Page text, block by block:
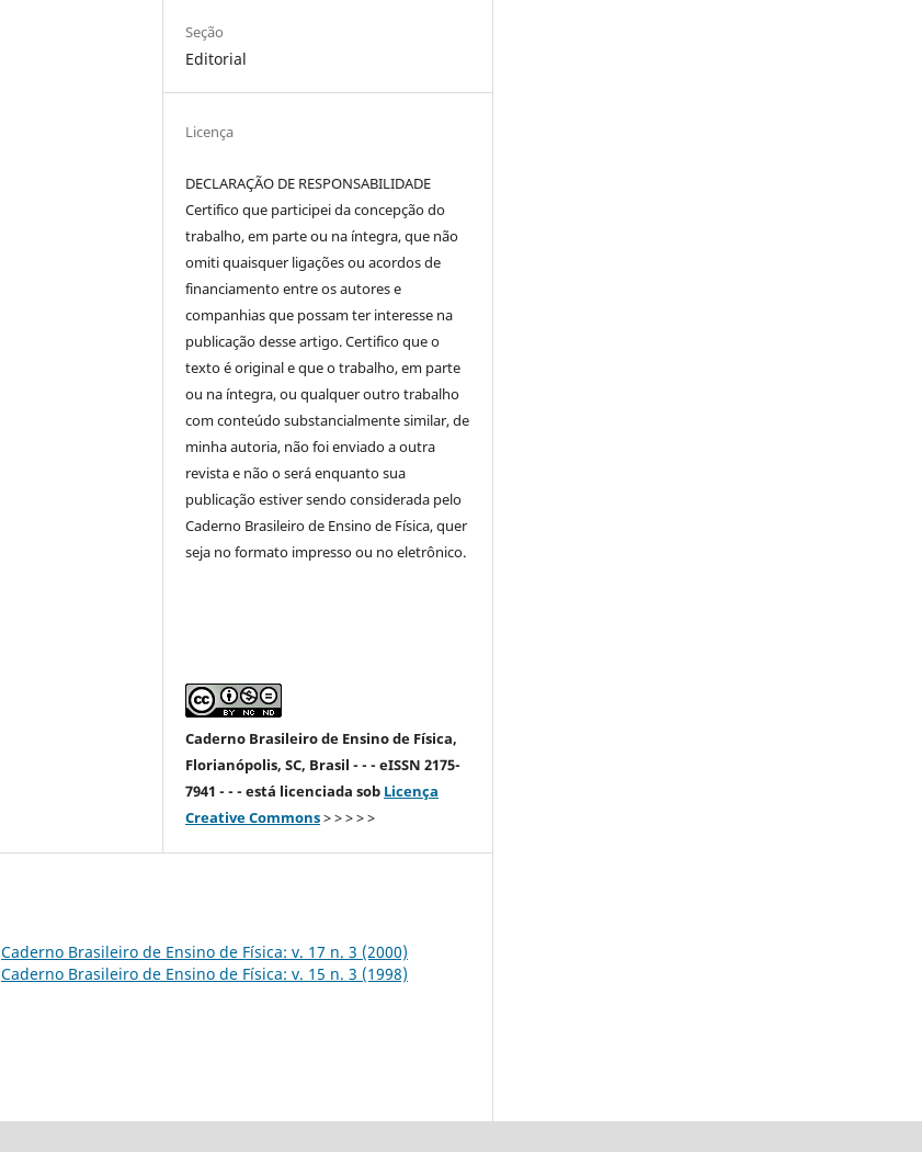
Seção
Editorial
Licença
DECLARAÇÃO DE RESPONSABILIDADE
Certifico que participei da concepção do
trabalho, em parte ou na íntegra, que não
omiti quaisquer ligações ou acordos de
financiamento entre os autores e
companhias que possam ter interesse na
publicação desse artigo. Certifico que o
texto é original e que o trabalho, em parte
ou na íntegra, ou qualquer outro trabalho
com conteúdo substancialmente similar, de
minha autoria, não foi enviado a outra
revista e não o será enquanto sua
publicação estiver sendo considerada pelo
Caderno Brasileiro de Ensino de Física, quer
seja no formato impresso ou no eletrônico.
Caderno Brasileiro de Ensino de Física,
Florianópolis, SC, Brasil - - - eISSN 2175-
7941 - - - está licenciada sob Licença
Creative Commons> > > > >
Caderno Brasileiro de Ensino de Física: v. 17 n. 3 (2000)
Caderno Brasileiro de Ensino de Física: v. 15 n. 3 (1998)